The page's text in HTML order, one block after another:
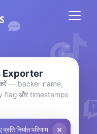
Exporter
— backer name,
flag और timestamps
निर्यात परिणाम